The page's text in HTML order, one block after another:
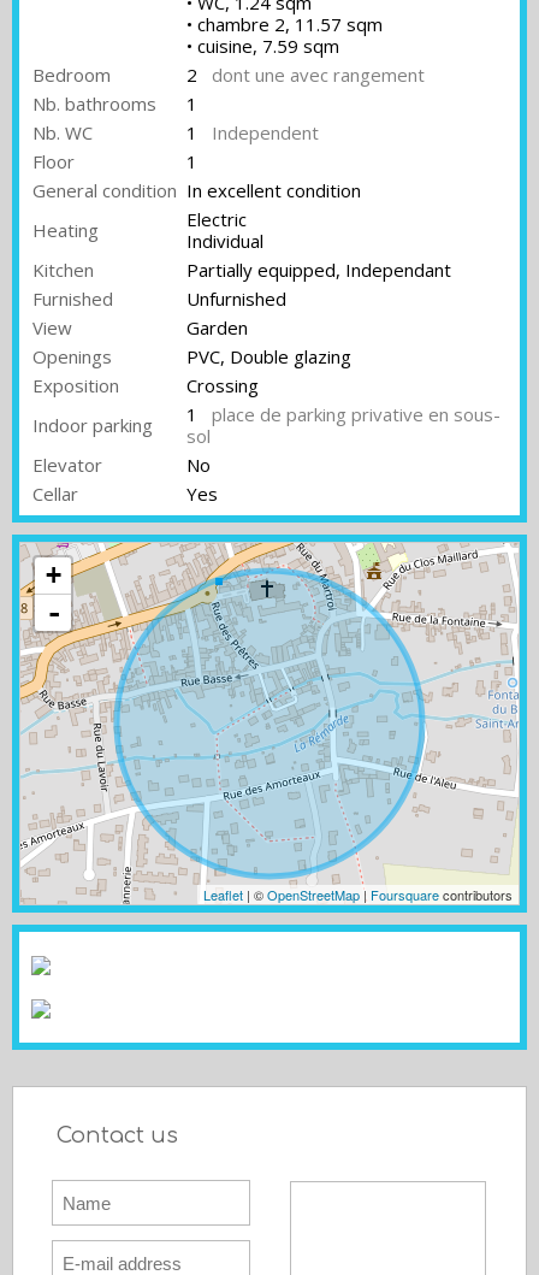
• chambre 2, 11.57 sqm
• cuisine, 7.59 sqm
Bedroom
2 dont une avec rangement
Nb. bathrooms
1
Nb. WC
1 Independent
Floor
1
General condition In excellent condition
Heating
Electric
Individual
Kitchen
Partially equipped, Independant
Furnished
Unfurnished
View
Garden
Openings
PVC, Double glazing
Exposition
Crossing
Indoor parking
1 place de parking privative en sous-
sol
Elevator
No
Cellar
Yes
+
-
Leaflet | ©OpenStreetMap| Foursquarecontributors
Contact us